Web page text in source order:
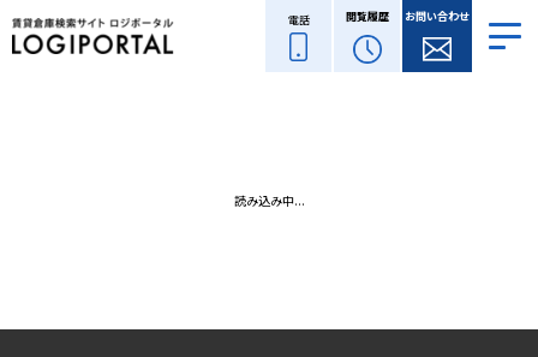
電話 閲覧履歴 お問い合わせ
読み込み中...